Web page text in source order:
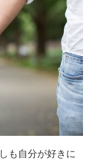
も自分が好きに